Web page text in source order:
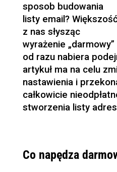
sposob budowania
listy email?
z nas słysząc
wyrażenie „darmowy”
od razu nabiera
artykuł ma na celu
nastawienia i
całkowicie
stworzenia listy
Co napędza